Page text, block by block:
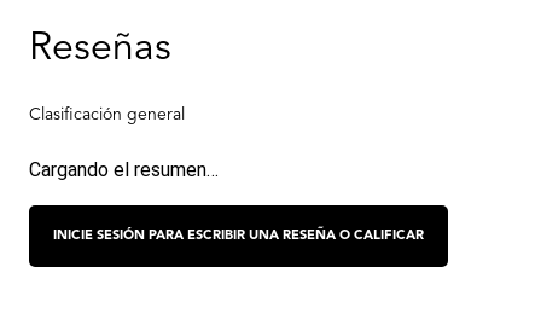
Cargando el resumen…